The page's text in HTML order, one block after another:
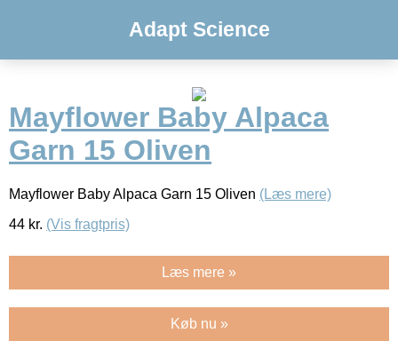
Adapt Science
Mayflower Baby Alpaca
Garn 15 Oliven
Mayflower Baby Alpaca Garn 15 Oliven (Læs mere)
44 kr. (Vis fragtpris)
Læs mere »
Køb nu »